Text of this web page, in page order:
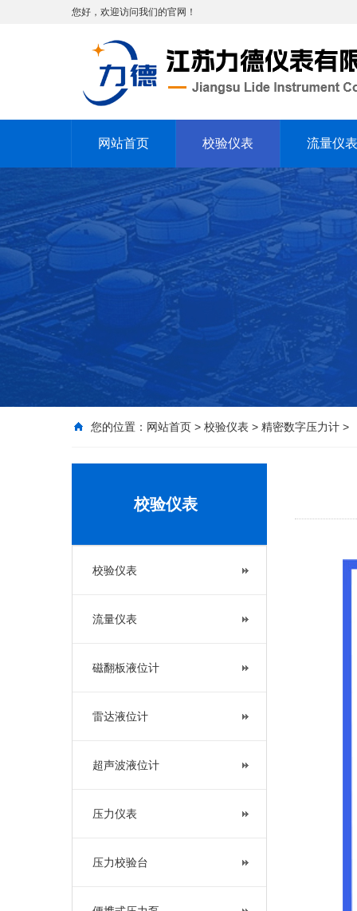
您好，欢迎访问我们的官网！
网站首页 校验仪表 流量仪表
您的位置： 网站首页 > 校验仪表 > 精密数字压力计 >
校验仪表
校验仪表
流量仪表
磁翻板液位计
雷达液位计
超声波液位计
压力仪表
压力校验台